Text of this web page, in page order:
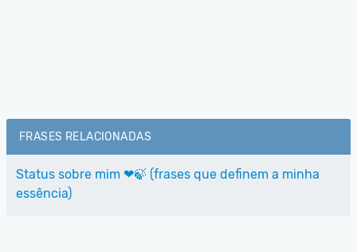
FRASES RELACIONADAS
Status sobre mim ❤🍃 (frases que definem a minha
essência)